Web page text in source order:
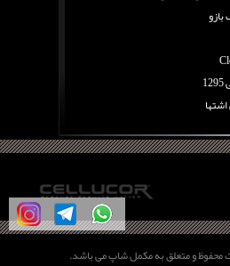
و نقش آرژنین در بدن
و فواید مصرف گلوتام...
و فواید مصرف پروتئین
محفوظ و متعلق به مکمل شاپ می باشد.